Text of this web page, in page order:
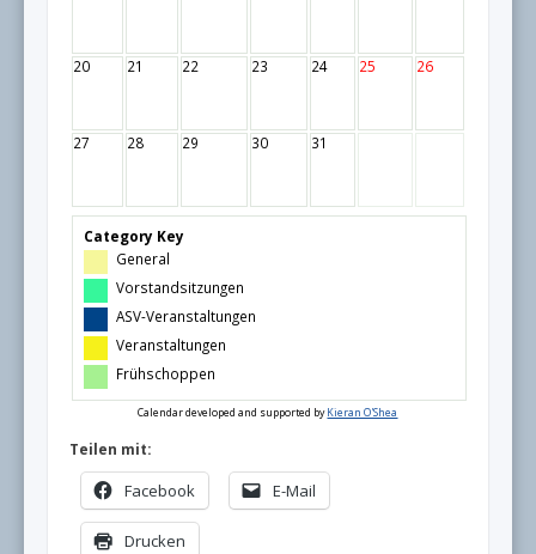
20 21 22 23 24 25 26
27 28 29 30 31
Category Key
General
Vorstandsitzungen
ASV-Veranstaltungen
Veranstaltungen
Frühschoppen
Calendar developed and supported byKieran O'Shea
Teilen mit:
Facebook E-Mail
Drucken